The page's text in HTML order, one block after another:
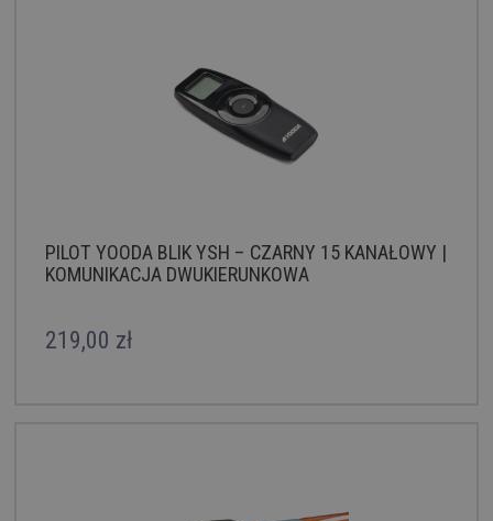
PILOT YOODA BLIK YSH – CZARNY 15 KANAŁOWY |
KOMUNIKACJA DWUKIERUNKOWA
219,00 zł